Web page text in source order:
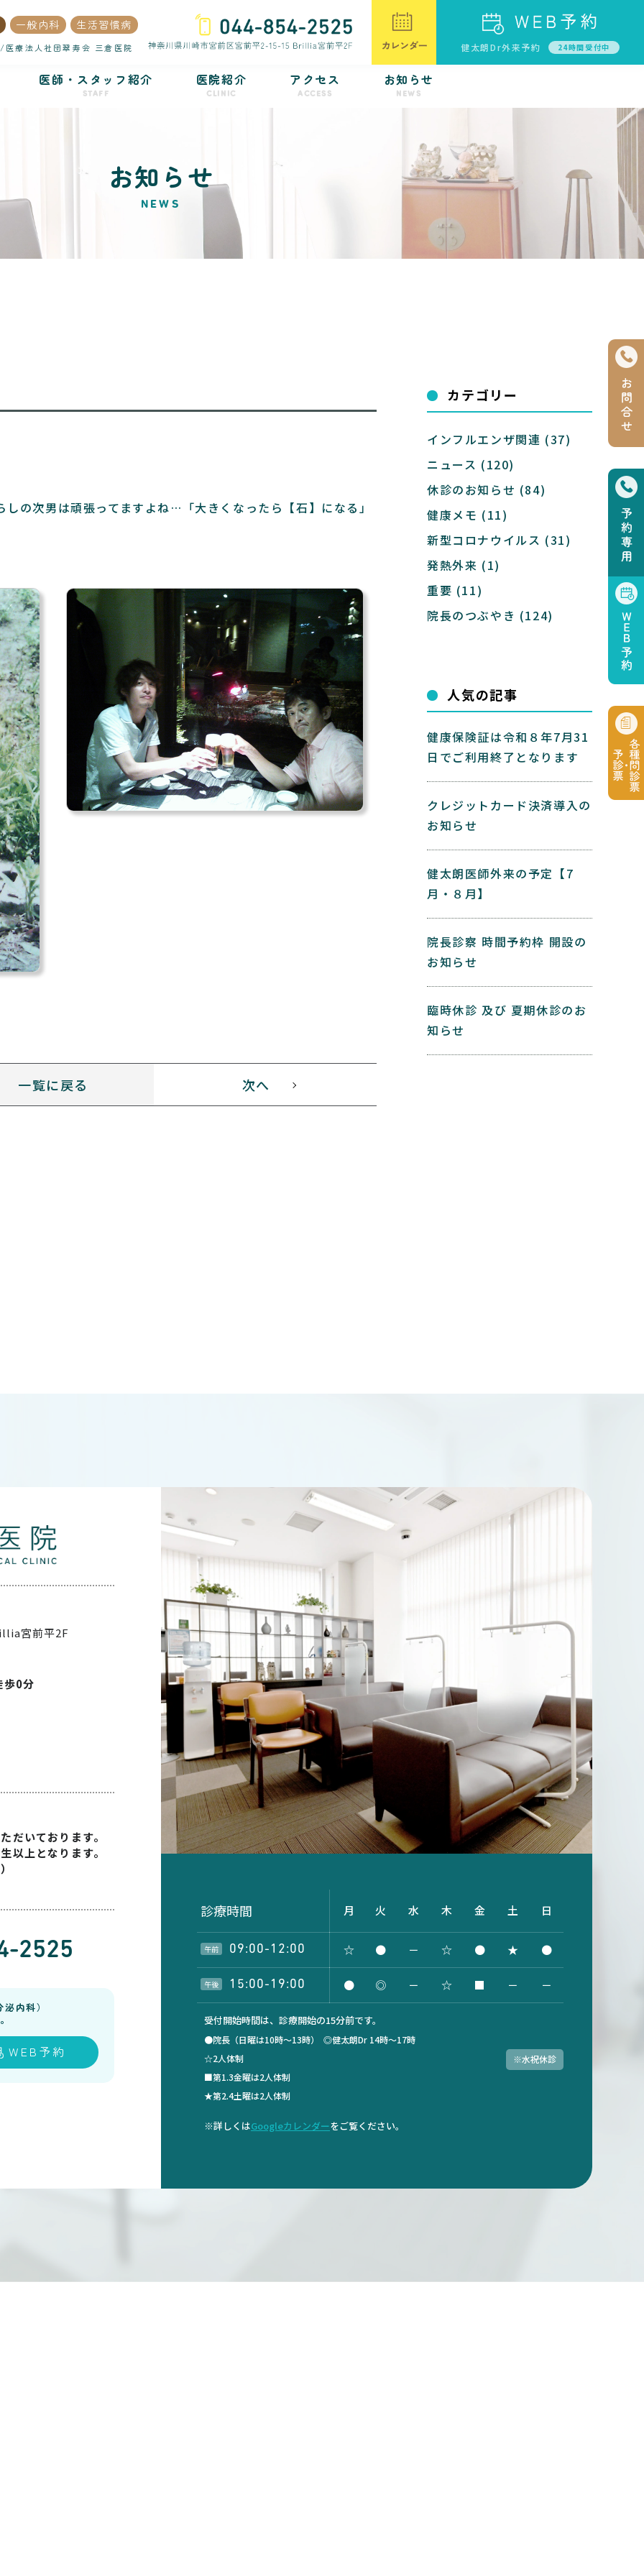
一般内科 生活習慣病
療法人社団翠寿会 三倉医院 健太朗Dr外来予約 24時間受付中
医師・スタッフ紹介
STAFF
医院紹介
CLINIC
アクセス
ACCESS
お知らせ
NEWS
お知らせ
NEWS
の次男は頑張ってますよね…「大きくなったら【石】になる」
一覧に戻る 次へ
カテゴリー
インフルエンザ関連 (37)
ニュース (120)
休診のお知らせ (84)
健康メモ (11)
新型コロナウイルス (31)
発熱外来 (1)
重要 (11)
院長のつぶやき (124)
人気の記事
健康保険証は令和８年7月31
日でご利用終了となります
クレジットカード決済導入の
お知らせ
健太朗医師外来の予定【7
月・８月】
院長診察 時間予約枠 開設の
お知らせ
臨時休診 及び 夏期休診のお
知らせ
宮前平2F
0分
だいております。
以上となります。
2525
内科）
WEB予約
診療時間 月 火 水 木 金 土 日
午前 09:00-12:00 ☆ ● － ☆ ● ★ ●
午後 15:00-19:00 ● ◎ － ☆ ■ － －
受付開始時間は、診療開始の15分前です。
●院長（日曜は10時～13時） ◎健太朗Dr 14時～17時
☆2人体制
■第1.3金曜は2人体制
★第2.4土曜は2人体制
※水祝休診
※詳しくはGoogleカレンダーをご覧ください。